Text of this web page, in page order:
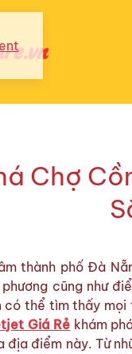
Chợ
thành phố Đà
cũng như
có thể tìm thấy
Giá Rẻ khám
địa điểm này. Từ